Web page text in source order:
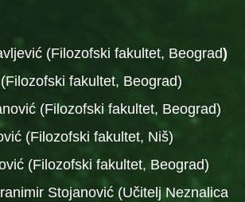
(Filozofski fakultet, Beograd)
fakultet, Beograd)
(Filozofski fakultet, Beograd)
(Filozofski fakultet, Niš)
(Filozofski fakultet, Beograd)
Stojanović (Učitelj Neznalica